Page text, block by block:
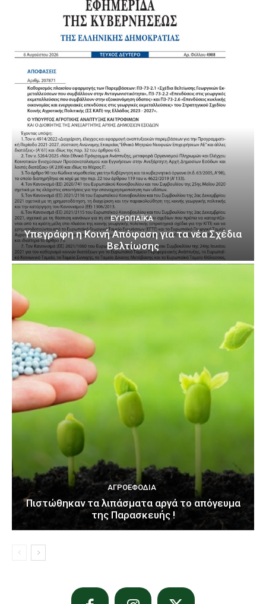
ΕΥΡΩΠΑΪΚΆ
Υπεγράφη η Κοινή Απόφαση για τα νέα Σχέδια
Βελτίωσης
ΑΓΡΟΕΦΌΔΙΑ
Πιστώθηκαν τα λιπάσματα αργά το απόγευμα
της Παρασκευής !